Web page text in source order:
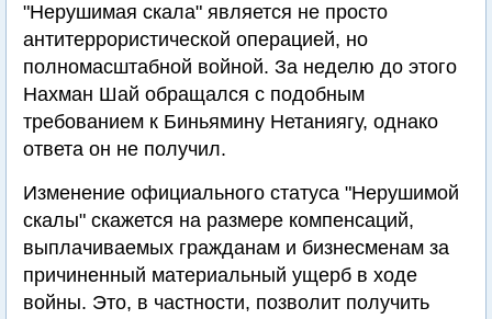
"Нерушимая скала" является не просто
антитеррористической операцией, но
полномасштабной войной. За неделю до этого
Нахман Шай обращался с подобным
требованием к Биньямину Нетаниягу, однако
ответа он не получил.
Изменение официального статуса "Нерушимой
скалы" скажется на размере компенсаций,
выплачиваемых гражданам и бизнесменам за
причиненный материальный ущерб в ходе
войны. Это, в частности, позволит получить